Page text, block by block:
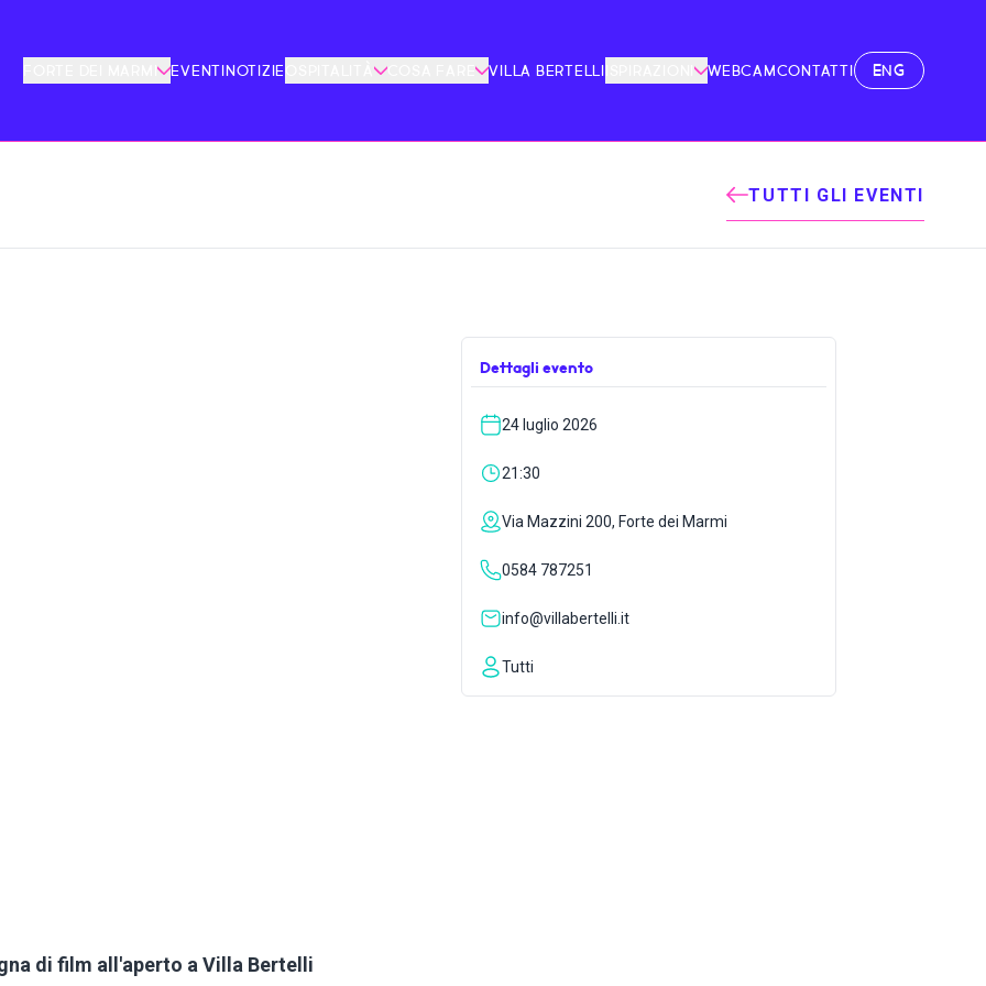
ENG
FORTE DEI MARMI EVENTI NOTIZIE COSA FARE VILLA BERTELLI ISPIRAZIONI WEBCAMCONTATTI
TUTTI GLI EVENTI
Dettagli evento
24 luglio 2026
21:30
Via Mazzini 200, Forte dei Marmi
0584 787251
info@villabertelli.it
Tutti
di film all'aperto a Villa Bertelli